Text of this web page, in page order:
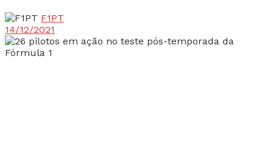
F1PT
14/12/2021